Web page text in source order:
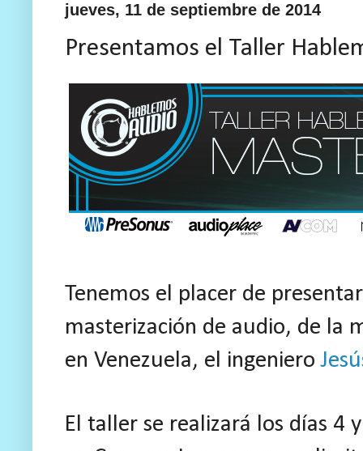
jueves, 11 de septiembre de 2014
Presentamos el Taller
Tenemos el placer de
masterización de audio, de la
en Venezuela, el ingeniero
El taller se realizará los días 4